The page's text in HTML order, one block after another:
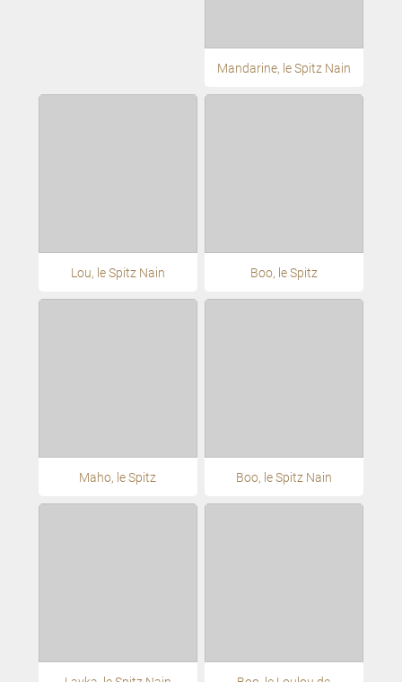
Mandarine, le Spitz Nain
Lou, le Spitz Nain Boo, le Spitz
Maho, le Spitz Boo, le Spitz Nain